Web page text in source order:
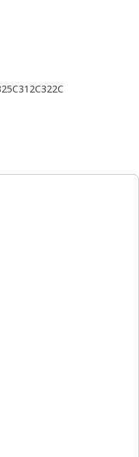
312C322C